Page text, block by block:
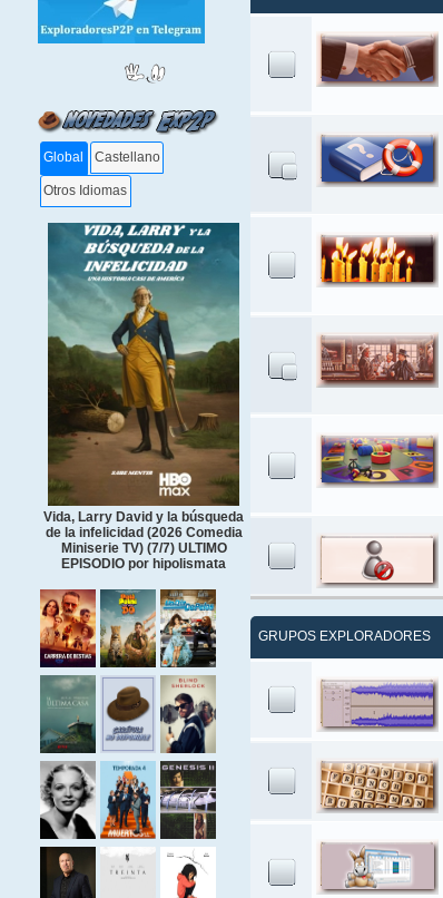
Global Castellano
Otros Idiomas
Vida, Larry David y la búsqueda
de la infelicidad (2026 Comedia
Miniserie TV) (7/7) ULTIMO
EPISODIO por hipolismata
GRUPOS EXPLORADORES